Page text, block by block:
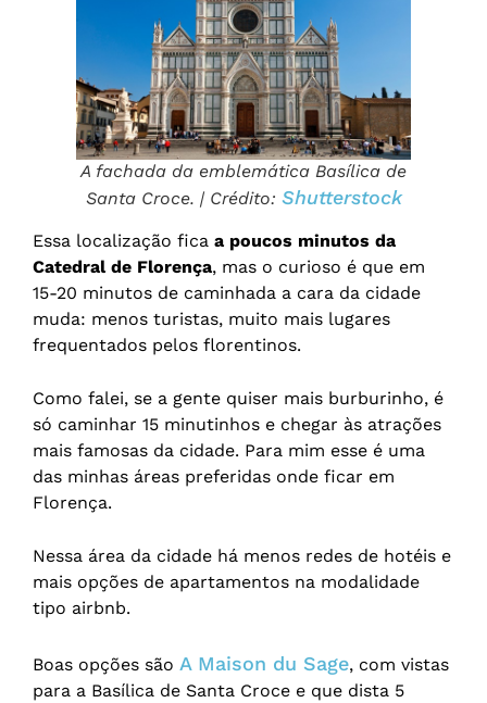
A fachada da emblemática Basílica de
Santa Croce. | Crédito: Shutterstock
Essa localização fica a poucos minutos da
Catedral de Florença, mas o curioso é que em
15-20 minutos de caminhada a cara da cidade
muda: menos turistas, muito mais lugares
frequentados pelos florentinos.
Como falei, se a gente quiser mais burburinho, é
só caminhar 15 minutinhos e chegar às atrações
mais famosas da cidade. Para mim esse é uma
das minhas áreas preferidas onde ficar em
Florença.
Nessa área da cidade há menos redes de hotéis e
mais opções de apartamentos na modalidade
tipo airbnb.
Boas opções são A Maison du Sage, com vistas
para a Basílica de Santa Croce e que dista 5